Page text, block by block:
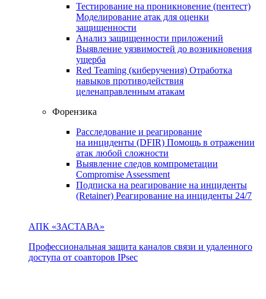
Тестирование на проникновение (пентест)
Моделирование атак для оценки
защищенности
Анализ защищенности приложений
Выявление уязвимостей до возникновения
ущерба
Red Teaming (киберучения) Отработка
навыков противодействия
целенаправленным атакам
Форензика
Расследование и реагирование
на инциденты (DFIR) Помощь в отражении
атак любой сложности
Выявление следов компрометации
Compromise Assessment
Подписка на реагирование на инциденты
(Retainer) Реагирование на инциденты 24/7
АПК «ЗАСТАВА»
Профессиональная защита каналов связи и удаленного
доступа от соавторов IPsec